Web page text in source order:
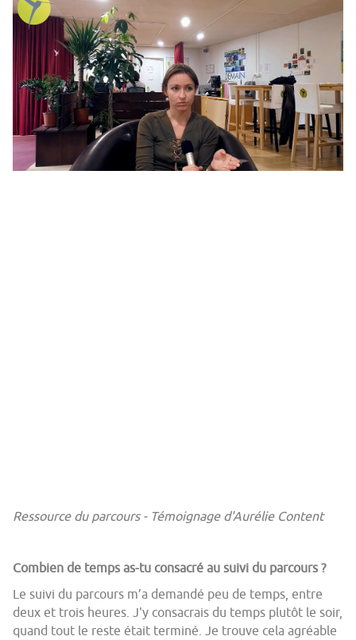
ressource_du_parcours_-
_temoignage_aurelie_content.png
Ressource du parcours - Témoignage d'Aurélie Content
Combien de temps as-tu consacré au suivi du parcours ?
Le suivi du parcours m’a demandé peu de temps, entre
deux et trois heures. J'y consacrais du temps plutôt le soir,
quand tout le reste était terminé. Je trouve cela agréable